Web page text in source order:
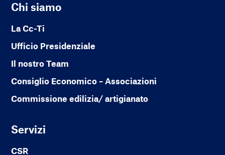
Chi siamo
La Cc-Ti
Ufficio Presidenziale
Il nostro Team
Consiglio Economico – Associazioni
Commissione edilizia/ artigianato
Servizi
CSR